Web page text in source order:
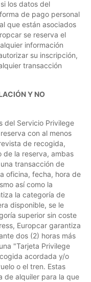
los datos del
de pago personal
que están asociados
se reserva el
información
su inscripción,
transacción
Y NO
del Servicio Privilege
con al menos
de recogida,
de la reserva, ambas
transacción de
oficina, fecha, hora de
así como la
la categoría de
disponible, se le
superior sin coste
Europcar garantiza
dos (2) horas más
"Tarjeta Privilege
acordada y/o
o el tren. Estas
de alquiler para la que